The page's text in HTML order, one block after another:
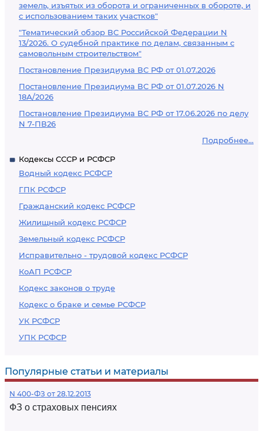
земель, изъятых из оборота и ограниченных в обороте, и
с использованием таких участков"
"Тематический обзор ВС Российской Федерации N
13/2026. О судебной практике по делам, связанным с
самовольным строительством"
Постановление Президиума ВС РФ от 01.07.2026
Постановление Президиума ВС РФ от 01.07.2026 N
18А/2026
Постановление Президиума ВС РФ от 17.06.2026 по делу
N 7-ПВ26
Подробнее...
Кодексы СССР и РСФСР
Водный кодекс РСФСР
ГПК РСФСР
Гражданский кодекс РСФСР
Жилищный кодекс РСФСР
Земельный кодекс РСФСР
Исправительно - трудовой кодекс РСФСР
КоАП РСФСР
Кодекс законов о труде
Кодекс о браке и семье РСФСР
УК РСФСР
УПК РСФСР
Популярные статьи и материалы
N 400-ФЗ от 28.12.2013
ФЗ о страховых пенсиях